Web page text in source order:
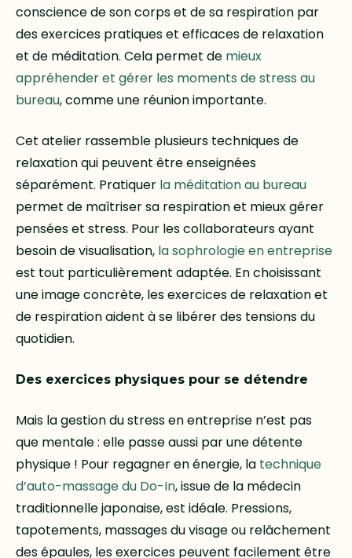
conscience de son corps et de sa respiration par
des exercices pratiques et efficaces de relaxation
et de méditation. Cela permet de mieux
appréhender et gérer les moments de stress au
bureau, comme une réunion importante.
Cet atelier rassemble plusieurs techniques de
relaxation qui peuvent être enseignées
séparément. Pratiquer la méditation au bureau
permet de maîtriser sa respiration et mieux gérer
pensées et stress. Pour les collaborateurs ayant
besoin de visualisation, la sophrologie en entreprise
est tout particulièrement adaptée. En choisissant
une image concrète, les exercices de relaxation et
de respiration aident à se libérer des tensions du
quotidien.
Des exercices physiques pour se détendre
Mais la gestion du stress en entreprise n’est pas
que mentale : elle passe aussi par une détente
physique ! Pour regagner en énergie, la technique
d’auto-massage du Do-In, issue de la médecin
traditionnelle japonaise, est idéale. Pressions,
tapotements, massages du visage ou relâchement
des épaules, les exercices peuvent facilement être